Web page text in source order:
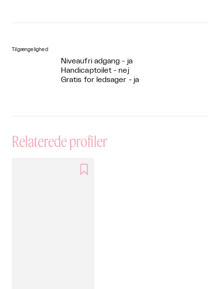
Tilgængelighed
Niveaufri adgang - ja
Handicaptoilet - nej
Gratis for ledsager - ja
Relaterede profiler
